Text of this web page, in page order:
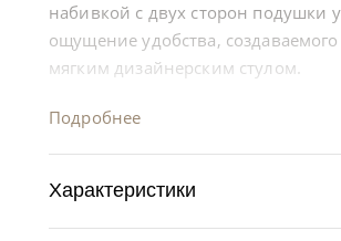
набивкой с двух сторон подушки
ощущение удобства,
мягким дизайнерским стулом.
Подробнее
Характеристики